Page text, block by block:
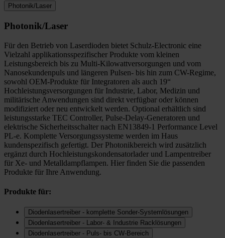
Photonik/Laser
Photonik/Laser
Für den Betrieb von Laserdioden bietet Schulz-Electronic eine
Vielzahl applikationsspezifischer Produkte vom kleinen
Leistungsbereich bis zu Multi-Kilowattversorgungen und vom
Nanosekundenpuls und längeren Pulsen- bis hin zum CW-Regime,
sowohl OEM-Produkte für Integratoren als auch 19“
Hochleistungsversorgungen für Industrie, Labor, Medizin und
militärische Anwendungen sind direkt verfügbar oder können
modifiziert oder neu entwickelt werden. Optional erhältlich sind
leistungsstarke TEC Controller, Pulse-Delay-Generatoren und
elektrische Sicherheitsschalter nach EN13849-1 Performance Level
PL-e. Komplette Versorgungssysteme werden im Haus
kundenspezifisch gefertigt. Der Photonikbereich wird zusätzlich
ergänzt durch Hochleistungskondensatorlader und Lampentreiber
für Xe- und Metalldampflampen. Hier finden Sie die passenden
Produkte für Ihre Anwendung.
Produkte für:
Diodenlasertreiber - komplette Sonder-Systemlösungen
Diodenlasertreiber - Labor- & Industrie Racklösungen
Diodenlasertreiber - Puls- bis CW-Bereich